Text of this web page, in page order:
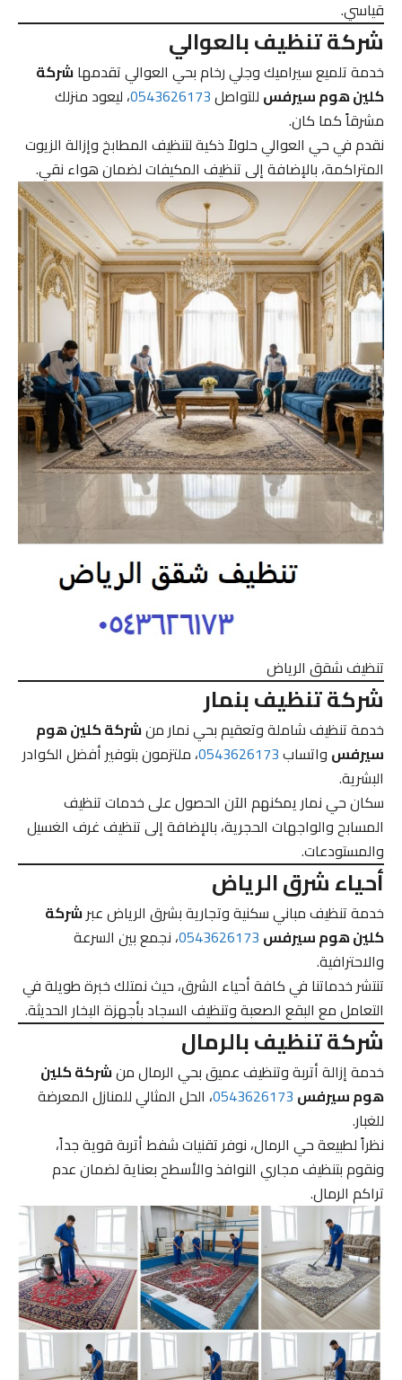
قياسي.
شركة تنظيف بالعوالي
خدمة تلميع سيراميك وجلي رخام بحي العوالي تقدمهاشركة
كلين هوم سيرفسللتواصل0543626173، ليعود منزلك
مشرقاً كما كان.
نقدم في حي العوالي حلولاً ذكية لتنظيف المطابخ وإزالة الزيوت
المتراكمة، بالإضافة إلى تنظيف المكيفات لضمان هواء نقي.
تنظيف شقق الرياض
شركة تنظيف بنمار
خدمة تنظيف شاملة وتعقيم بحي نمار منشركة كلين هوم
سيرفسواتساب0543626173، ملتزمون بتوفير أفضل الكوادر
البشرية.
سكان حي نمار يمكنهم الآن الحصول على خدمات تنظيف
المسابح والواجهات الحجرية، بالإضافة إلى تنظيف غرف الغسيل
والمستودعات.
أحياء شرق الرياض
خدمة تنظيف مباني سكنية وتجارية بشرق الرياض عبرشركة
كلين هوم سيرفس0543626173، نجمع بين السرعة
والاحترافية.
تنتشر خدماتنا في كافة أحياء الشرق، حيث نمتلك خبرة طويلة في
التعامل مع البقع الصعبة وتنظيف السجاد بأجهزة البخار الحديثة.
شركة تنظيف بالرمال
خدمة إزالة أتربة وتنظيف عميق بحي الرمال منشركة كلين
هوم سيرفس0543626173، الحل المثالي للمنازل المعرضة
للغبار.
نظراً لطبيعة حي الرمال، نوفر تقنيات شفط أتربة قوية جداً،
ونقوم بتنظيف مجاري النوافذ والأسطح بعناية لضمان عدم
تراكم الرمال.